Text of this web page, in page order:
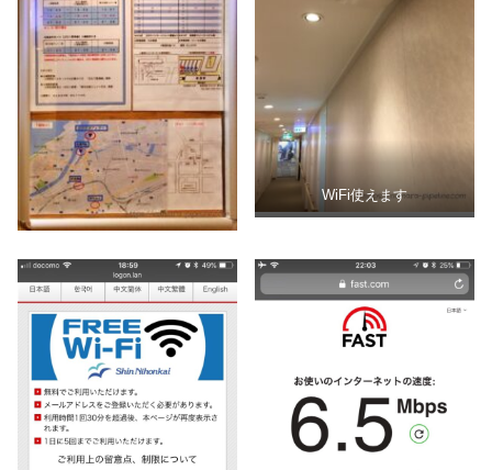
WiFi使えます